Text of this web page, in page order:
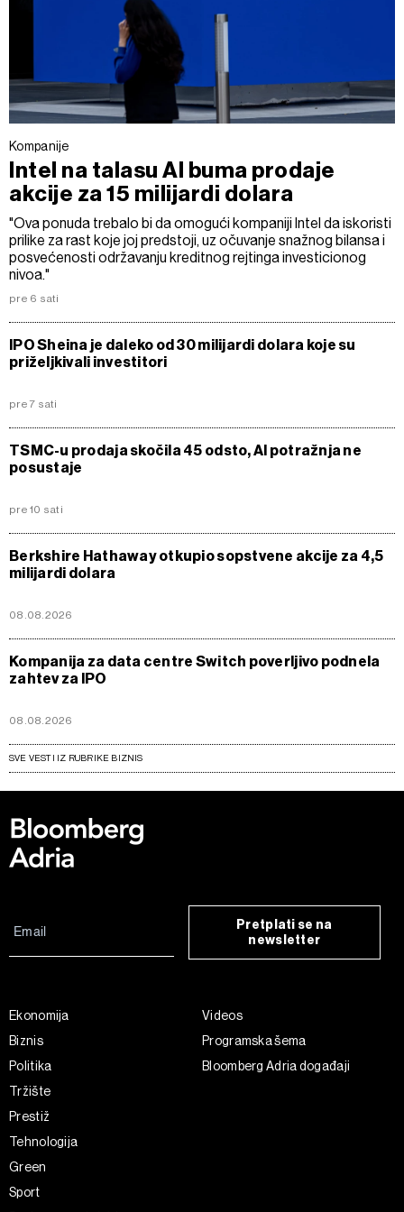
Kompanije
Intel na talasu AI buma prodaje
akcije za 15 milijardi dolara
"Ova ponuda trebalo bi da omogući kompaniji Intel da iskoristi
prilike za rast koje joj predstoji, uz očuvanje snažnog bilansa i
posvećenosti održavanju kreditnog rejtinga investicionog
nivoa."
pre 6 sati
IPO Sheina je daleko od 30 milijardi dolara koje su
priželjkivali investitori
pre 7 sati
TSMC-u prodaja skočila 45 odsto, AI potražnja ne
posustaje
pre 10 sati
Berkshire Hathaway otkupio sopstvene akcije za 4,5
milijardi dolara
08.08.2026
Kompanija za data centre Switch poverljivo podnela
zahtev za IPO
08.08.2026
SVE VESTI IZ RUBRIKE BIZNIS
Pretplati se na
newsletter
Ekonomija
Biznis
Politika
Tržište
Prestiž
Tehnologija
Green
Sport
Videos
Programska šema
Bloomberg Adria događaji